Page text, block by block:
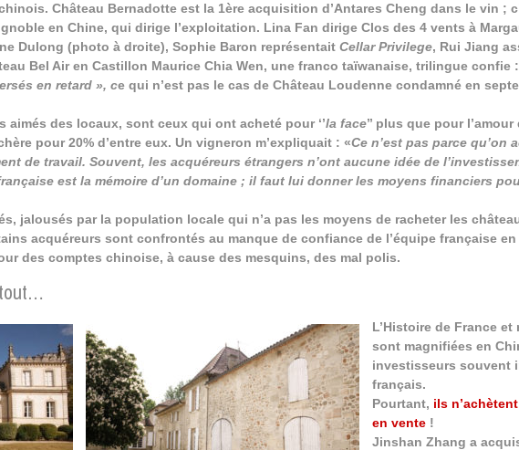
Château Bernadotte est la 1ère acquisition d’Antares Cheng dans le vin ;
en Chine, qui dirige l’exploitation. Lina Fan dirige Clos des 4 vents à
Dulong (photo à droite), Sophie Baron représentaitCellar Privilege, Rui Jiang
Bel Air en Castillon Maurice Chia Wen, une franco taïwanaise, trilingue confie
en retard », ce qui n’est pas le cas de Château Loudenne condamné en
des locaux, sont ceux qui ont acheté pour ‘’la face’’ plus que pour
pour 20% d’entre eux. Un vigneron m’expliquait : «Ce n’est pas parce qu’on
de travail. Souvent, les acquéreurs étrangers n’ont aucune idée de
est la mémoire d’un domaine ; il faut lui donner les moyens financiers
jalousés par la population locale qui n’a pas les moyens de racheter les
acquéreurs sont confrontés au manque de confiance de l’équipe française
des comptes chinoise, à cause des mesquins, des mal polis.
L’Histoire de France
sont magnifiées en
investisseurs souvent
français.
Pourtant, ils
en vente !
Jinshan Zhang a